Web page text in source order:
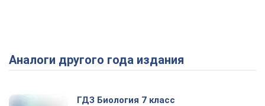
Play Video
Аналоги другого года издания
ГДЗ Биология 7 класс